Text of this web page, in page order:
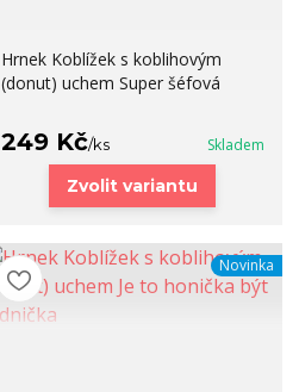
Hrnek Koblížek s koblihovým
(donut) uchem Super šéfová
249 Kč/ks Skladem
Zvolit variantu
Novinka